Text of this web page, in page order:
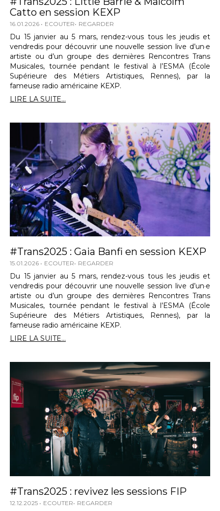
Catto en session KEXP
16.01.2026 ECOUTER REGARDER
Du 15 janvier au 5 mars, rendez-vous tous les jeudis et
vendredis pour découvrir une nouvelle session live d’un·e
artiste ou d’un groupe des dernières Rencontres Trans
Musicales, tournée pendant le festival à l’ESMA (École
Supérieure des Métiers Artistiques, Rennes), par la
fameuse radio américaine KEXP.
LIRE LA SUITE...
#Trans2025 : Gaia Banfi en session KEXP
15.01.2026 ECOUTER REGARDER
Du 15 janvier au 5 mars, rendez-vous tous les jeudis et
vendredis pour découvrir une nouvelle session live d’un·e
artiste ou d’un groupe des dernières Rencontres Trans
Musicales, tournée pendant le festival à l’ESMA (École
Supérieure des Métiers Artistiques, Rennes), par la
fameuse radio américaine KEXP.
LIRE LA SUITE...
#Trans2025 : revivez les sessions FIP
12.12.2025 ECOUTER REGARDER